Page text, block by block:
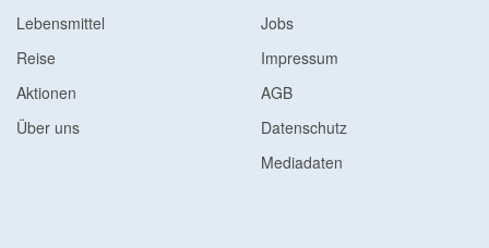
Lebensmittel
Reise
Aktionen
Über uns
Jobs
Impressum
AGB
Datenschutz
Mediadaten